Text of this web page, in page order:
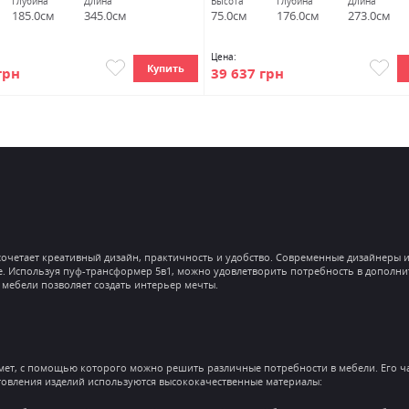
185.0см 345.0см
Купить
75.0см 176.0см 273.0см
Цена:
39 637 грн
креативный дизайн, практичность и удобство. Современные дизайнеры
пуф-трансформер 5в1, можно удовлетворить потребность в
позволяет создать интерьер мечты.
с помощью которого можно решить различные потребности в мебели. Его
изделий используются высококачественные материалы: